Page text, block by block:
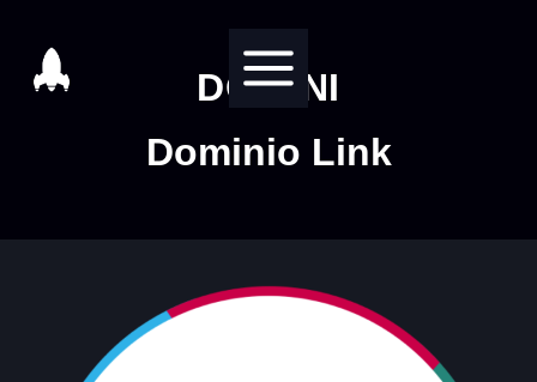
contenuto
DOMINI
Dominio Link